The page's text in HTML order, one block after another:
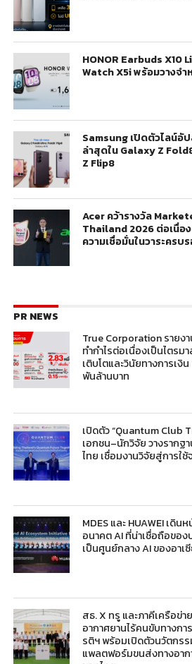
HONOR Earbuds X10
Watch X5i พร้อมวางจำ
Samsung เปิดตัวไลน์อั
ล่าสุดใน Galaxy Z
Z Flip8
Acer คว้ารางวัล
Thailand 2026 ต่อเนื่อ
ความเชื่อมั่นในวาระครบ
PR NEWS
True Corporation รายง
ทำกำไรต่อเนื่องเป็นไตร
เติบโตและวินัยทางการเ
พันล้านบาท
เปิดตัว “Quantum Club
เอกชน–นักวิจัย วางรากฐ
ไทย เชื่อมงานวิจัยสู่การใ
MDES และ HUAWEI เดิ
อนาคต AI ที่น่าเชื่อถือของ
เป็นศูนย์กลาง AI ของอาเ
สธ. X ทรู และภาคีเครือข่า
อากาศยานไร้คนขับทางกา
รติฯ พร้อมเปิดตัวนวัตกร
แพลตฟอร์มขนส่งทางอา